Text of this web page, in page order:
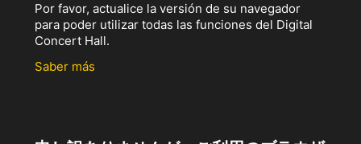
Por favor, actualice la versión de su navegador
para poder utilizar todas las funciones del Digital
Concert Hall.
Saber más